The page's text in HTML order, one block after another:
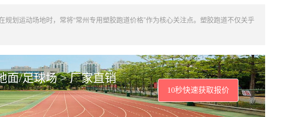
划运动场地时，常将“常州专用塑胶跑道价格”作为核心关注点。塑胶跑道不仅关乎
面/足球场 > 厂家直销
10秒快速获取报价